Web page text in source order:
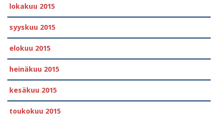
lokakuu 2015
syyskuu 2015
elokuu 2015
heinäkuu 2015
kesäkuu 2015
toukokuu 2015